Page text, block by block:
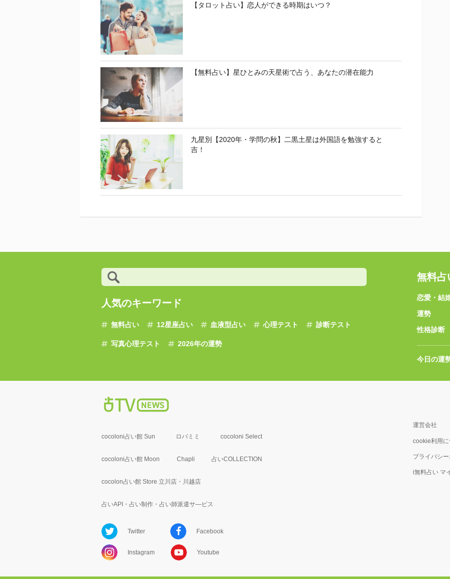
【タロット占い】恋人ができる時期はいつ？
【無料占い】星ひとみの天星術で占う、あなたの潜在能力
九星別【2020年・学問の秋】二黒土星は外国語を勉強すると
吉！
人気のキーワード
無料占い 12星座占い 血液型占い 心理テスト 診断テスト
写真心理テスト 2026年の運勢
無料占
恋愛・結
運勢
性格診断
今日の運
cocoloni占い館 Sun ロバミミ cocoloni Select
cocoloni占い館 Moon Chapli 占いCOLLECTION
cocolon占い館 Store 立川店・川越店
占いAPI・占い制作・占い師派遣サ―ビス
運営会社
cookie利用
プライバシ
i無料占い マ